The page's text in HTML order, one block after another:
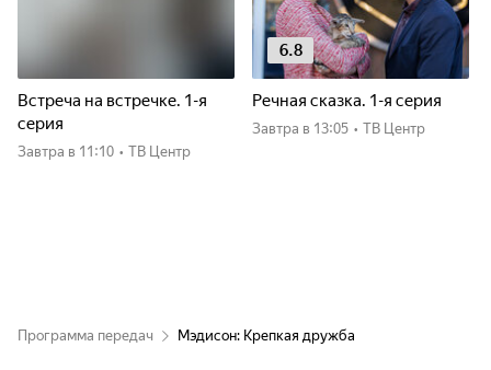
Встреча на встречке. 1-я
серия
Завтра в 11:10 • ТВ Центр
6.8
Речная сказка. 1-я серия
Завтра в 13:05 • ТВ Центр
Программа передач Мэдисон: Крепкая дружба